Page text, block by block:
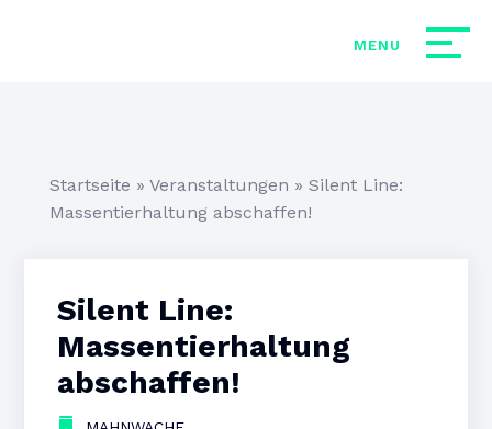
Startseite » Veranstaltungen » Silent Line:
Massentierhaltung abschaffen!
Silent Line:
Massentierhaltung
abschaffen!